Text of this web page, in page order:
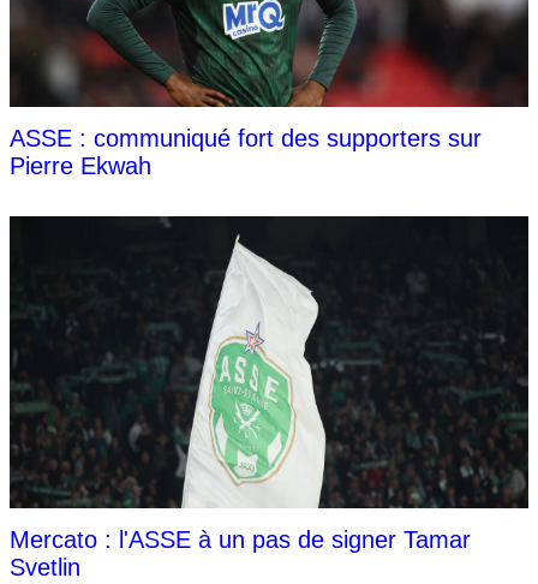
ASSE : communiqué fort des supporters sur
Pierre Ekwah
Mercato : l'ASSE à un pas de signer Tamar
Svetlin